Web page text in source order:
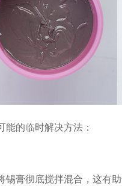
的临时解决方法：
膏彻底搅拌混合，这有